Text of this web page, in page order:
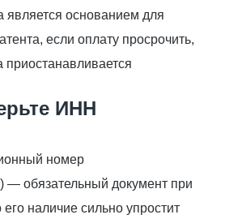
является основанием для
если оплату просрочить,
приостанавливается
ИНН
номер
— обязательный документ при
его наличие сильно упростит